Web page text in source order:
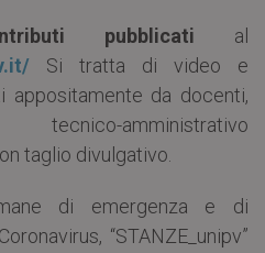
pubblicati al
Si tratta di video e
appositamente da docenti,
amministrativo
taglio divulgativo.
di emergenza e di
“STANZE_unipv”